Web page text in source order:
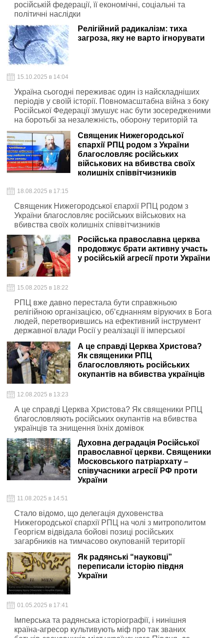
російській федерації, її економічні, соціальні та
політичні наслідки
Релігійний радикалізм: тиха
загроза, яку не варто ігнорувати
15.10.2025 в 14:04
Україна сьогодні переживає один із найскладніших
періодів у своїй історії. Повномасштабна війна з боку
Російської Федерації змушує нас бути зосередженими
на боротьбі за незалежність, оборону територій та
захист громадян
Священик Нижегородської
єпархії РПЦ родом з України
благословляє російських
військових на вбивства своїх
колишніх співвітчизників
18.08.2025 в 17:15
Священик Нижегородської єпархії РПЦ родом з
України благословляє російських військових на
вбивства своїх колишніх співвітчизників
Російська православна церква
продовжує брати активну участь
у російській агресії проти України
15.08.2025 в 18:22
РПЦ вже давно перестала бути справжньою
релігійною організацією, об’єднанням віруючих в Бога
людей, перетворившись на ефективний інструмент
державної влади Росії у реалізації її імперської
політики
А це справді Церква Христова?
Як священики РПЦ
благословляють російських
окупантів на вбивства українців
12.08.2025 в 13:23
А це справді Церква Христова? Як священики РПЦ
благословляють російських окупантів на вбивства
українців та знищення їхніх домівок
Духовна деградація Російської
православної церкви. Священики
Московського патріархату –
співучасники агресії РФ проти
України
11.08.2025 в 14:51
Стало відомо, що делегація духовенства
Нижегородської єпархії РПЦ на чолі з митрополитом
Георгієм відвідала бойові позиці російських
загарбників на тимчасово окупованій території
Луганської області, благословивши вбивць
українського народу на «рат ный подвиг»
Як радянські “науковці”
переписали історію півдня
України
01.05.2025 в 17:41
Імперська та радянська історіографії, і нинішня
країна-агресор культивують міф про так званих